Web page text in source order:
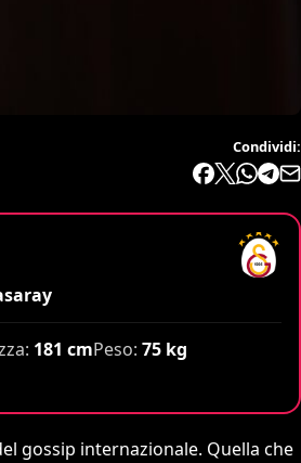
Condividi:
181 cmPeso: 75 kg
gossip internazionale. Quella che